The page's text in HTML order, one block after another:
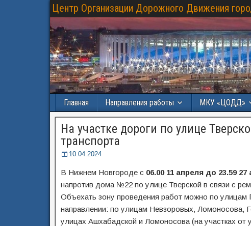
Центр Организации Дорожного Движения
Главная Направления работы МКУ «ЦОДД»
На участке дороги по улице
транспорта
10.04.2024
В Нижнем Новгороде с 06.00 11 апреля до 23.59 27
напротив дома №22 по улице Тверской в связи с
Объехать зону проведения работ можно по
направлении: по улицам Невзоровых, Ломоносова,
улицах Ашхабадской и Ломоносова (на участках от